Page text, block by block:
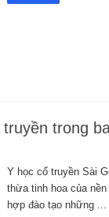
trong
Y học cổ truyền Sài
thừa tinh hoa của
hợp đào tạo những ...